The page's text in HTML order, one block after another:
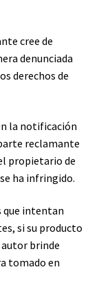
cree de
denunciada
derechos de
la notificación
reclamante
propietario de
ha infringido.
que intentan
si su producto
brinde
tomado en